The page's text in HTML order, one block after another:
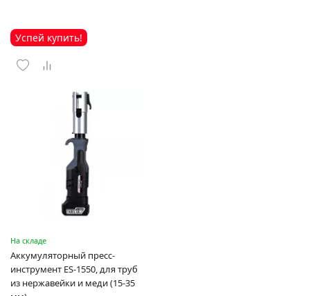
Успей купить!
На складе
Аккумуляторный пресс-
инструмент ES-1550, для труб
из нержавейки и меди (15-35